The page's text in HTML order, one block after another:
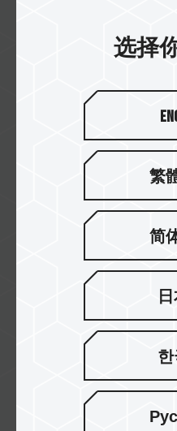
选择
繁
简
한